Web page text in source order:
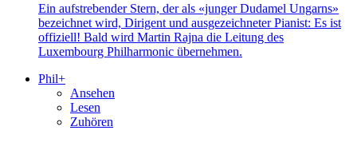
Ein aufstrebender Stern, der als «junger Dudamel Ungarns»
bezeichnet wird, Dirigent und ausgezeichneter Pianist: Es ist
offiziell! Bald wird Martin Rajna die Leitung des
Luxembourg Philharmonic übernehmen.
Phil+
Ansehen
Lesen
Zuhören